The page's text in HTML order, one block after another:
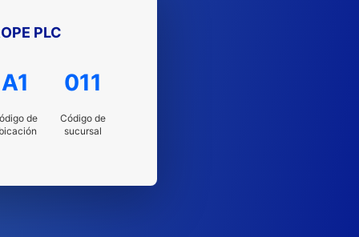
PLC
A1
de
011
Código de
sucursal